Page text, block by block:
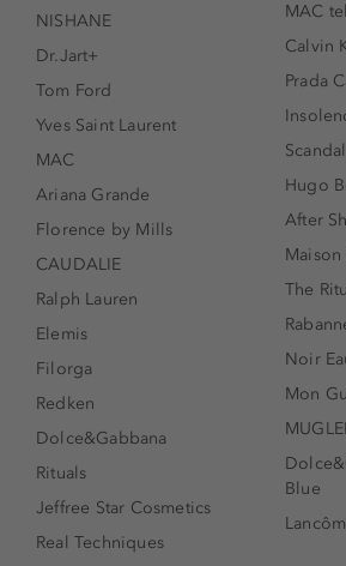
NISHANE
Dr.Jart+
Tom Ford
Yves Saint Laurent
MAC
Ariana Grande
Florence by Mills
CAUDALIE
Ralph Lauren
Elemis
Filorga
Redken
Dolce&Gabbana
Rituals
Jeffree Star Cosmetics
Real Techniques
MAC
Calvin
Prada
Hugo
After
The
Noir
Mon
Blue